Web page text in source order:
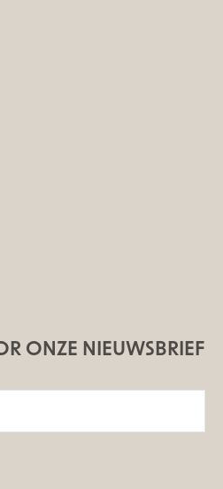
ONZE NIEUWSBRIEF